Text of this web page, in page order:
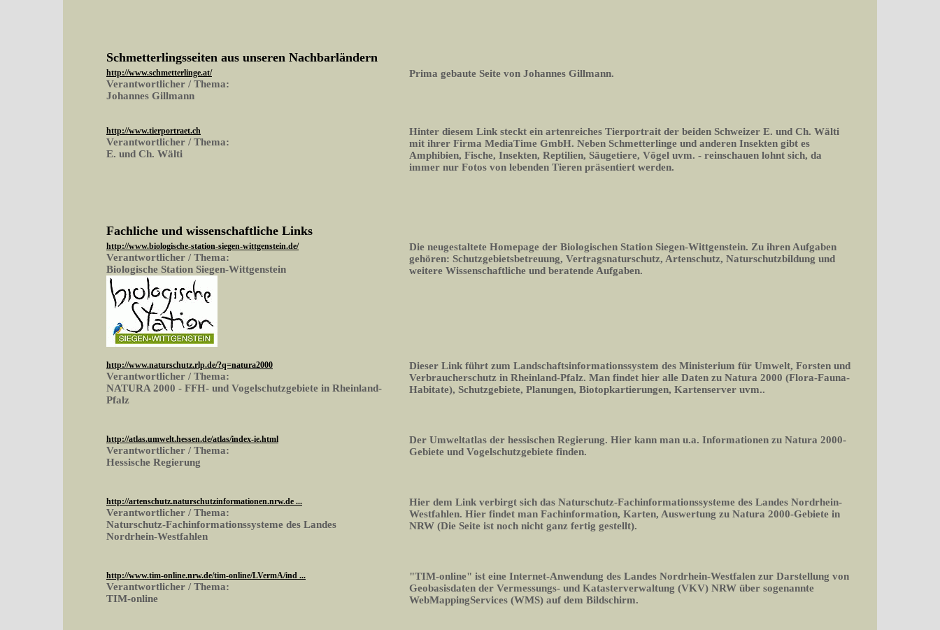
Schmetterlingsseiten aus unseren Nachbarländern
http://www.schmetterlinge.at/
Verantwortlicher / Thema:
Johannes Gillmann
Prima gebaute Seite von Johannes Gillmann.
http://www.tierportraet.ch
Verantwortlicher / Thema:
E. und Ch. Wälti
Hinter diesem Link steckt ein artenreiches Tierportrait der beiden Schweizer E. und Ch. Wälti
mit ihrer Firma MediaTime GmbH. Neben Schmetterlinge und anderen Insekten gibt es
Amphibien, Fische, Insekten, Reptilien, Säugetiere, Vögel uvm. - reinschauen lohnt sich, da
immer nur Fotos von lebenden Tieren präsentiert werden.
Fachliche und wissenschaftliche Links
http://www.biologische-station-siegen-wittgenstein.de/
Verantwortlicher / Thema:
Biologische Station Siegen-Wittgenstein
Die neugestaltete Homepage der Biologischen Station Siegen-Wittgenstein. Zu ihren Aufgaben
gehören: Schutzgebietsbetreuung, Vertragsnaturschutz, Artenschutz, Naturschutzbildung und
weitere Wissenschaftliche und beratende Aufgaben.
http://www.naturschutz.rlp.de/?q=natura2000
Verantwortlicher / Thema:
NATURA 2000 - FFH- und Vogelschutzgebiete in Rheinland-
Pfalz
Dieser Link führt zum Landschaftsinformationssystem des Ministerium für Umwelt, Forsten und
Verbraucherschutz in Rheinland-Pfalz. Man findet hier alle Daten zu Natura 2000 (Flora-Fauna-
Habitate), Schutzgebiete, Planungen, Biotopkartierungen, Kartenserver uvm..
http://atlas.umwelt.hessen.de/atlas/index-ie.html
Verantwortlicher / Thema:
Hessische Regierung
Der Umweltatlas der hessischen Regierung. Hier kann man u.a. Informationen zu Natura 2000-
Gebiete und Vogelschutzgebiete finden.
http://artenschutz.naturschutzinformationen.nrw.de ...
Verantwortlicher / Thema:
Naturschutz-Fachinformationssysteme des Landes
Nordrhein-Westfahlen
Hier dem Link verbirgt sich das Naturschutz-Fachinformationssysteme des Landes Nordrhein-
Westfahlen. Hier findet man Fachinformation, Karten, Auswertung zu Natura 2000-Gebiete in
NRW (Die Seite ist noch nicht ganz fertig gestellt).
http://www.tim-online.nrw.de/tim-online/LVermA/ind ...
Verantwortlicher / Thema:
TIM-online
"TIM-online" ist eine Internet-Anwendung des Landes Nordrhein-Westfalen zur Darstellung von
Geobasisdaten der Vermessungs- und Katasterverwaltung (VKV) NRW über sogenannte
WebMappingServices (WMS) auf dem Bildschirm.